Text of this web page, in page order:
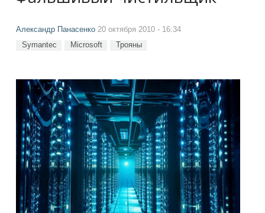
Александр Панасенко 20 октября 2010 - 16:34
Symantec Microsoft Трояны